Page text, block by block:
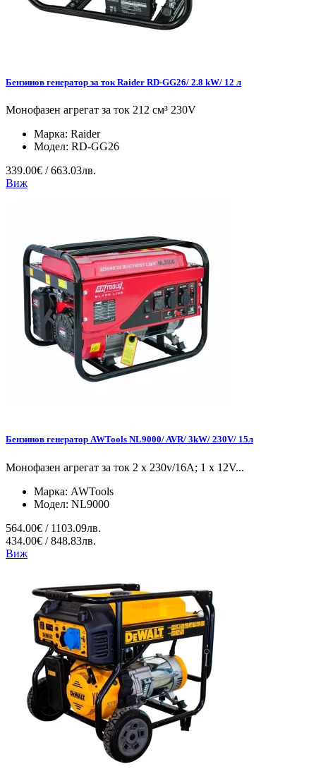
Бензинов генератор за ток Raider RD-GG26/ 2.8 kW/ 12 л
Монофазен агрегат за ток 212 см³ 230V
Марка: Raider
Модел: RD-GG26
339.00€ / 663.03лв.
Виж
Бензинов генератор AWTools NL9000/ AVR/ 3kW/ 230V/ 15л
Монофазен агрегат за ток 2 x 230v/16A; 1 x 12V...
Марка: AWTools
Модел: NL9000
564.00€ / 1103.09лв.
434.00€ / 848.83лв.
Виж